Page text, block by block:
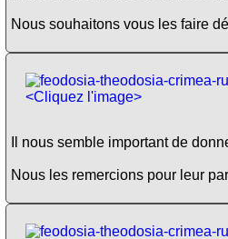
Nous souhaitons vous les faire
<Cliquez l'image>
Il nous semble important de
Nous les remercions pour leur